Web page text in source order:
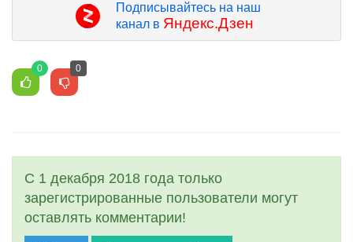
Подписывайтесь на наш
канал в Яндекс.Дзен
0 0
С 1 декабря 2018 года только
зарегистрированные пользователи могут
оставлять комментарии!